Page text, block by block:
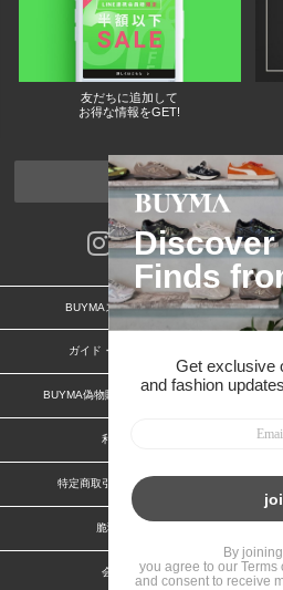
友だちに追加して
お得な情報をGET!
ページトッ
BUYMAスタートガイド
ガイド・お問い合わせ
BUYMA偽物販売防止の取り組み
利用規約
特定商取引法に関する表記
脆弱性報告
会社案内